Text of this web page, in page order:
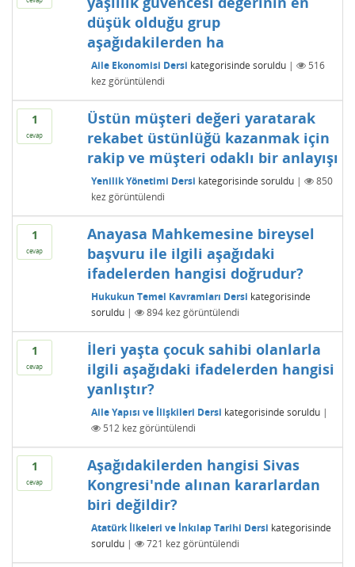
düşük olduğu grup
aşağıdakilerden ha
Aile Ekonomisi Dersi kategorisinde soruldu |
516
kez görüntülendi
1
cevap
Üstün müşteri değeri yaratarak
rekabet üstünlüğü kazanmak için
rakip ve müşteri odaklı bir anlayışı
Yenilik Yönetimi Dersi kategorisinde soruldu |
850
kez görüntülendi
1
cevap
Anayasa Mahkemesine bireysel
başvuru ile ilgili aşağıdaki
ifadelerden hangisi doğrudur?
Hukukun Temel Kavramları Dersi kategorisinde
soruldu | 894kez görüntülendi
1
cevap
İleri yaşta çocuk sahibi olanlarla
ilgili aşağıdaki ifadelerden hangisi
yanlıştır?
Aile Yapısı ve İlişkileri Dersi kategorisinde soruldu |
512kez görüntülendi
1
cevap
Aşağıdakilerden hangisi Sivas
Kongresi'nde alınan kararlardan
biri değildir?
Atatürk İlkeleri ve İnkılap Tarihi Dersi kategorisinde
soruldu | 721 kez görüntülendi